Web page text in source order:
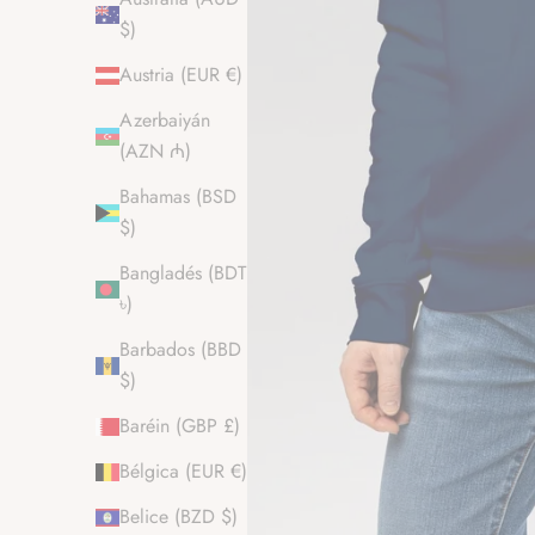
$)
Austria (EUR €)
Azerbaiyán
(AZN ₼)
Bahamas (BSD
$)
Bangladés (BDT
৳)
Barbados (BBD
$)
Baréin (GBP £)
Bélgica (EUR €)
Belice (BZD $)